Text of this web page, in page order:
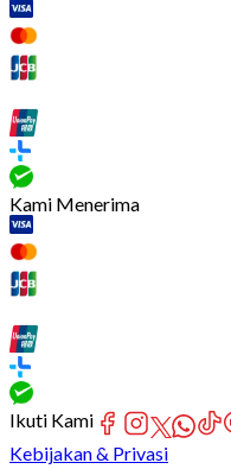
Kami Menerima
Ikuti Kami
Kebijakan & Privasi